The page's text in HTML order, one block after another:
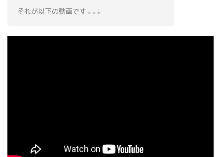
それが以下の動画です↓↓↓